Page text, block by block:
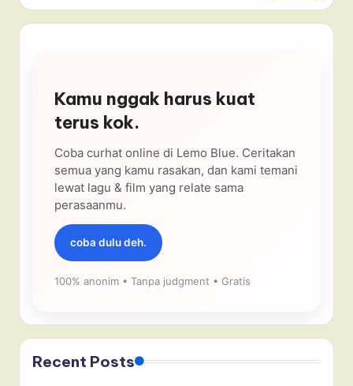
Kamu nggak harus kuat
terus kok.
Coba curhat online di Lemo Blue. Ceritakan
semua yang kamu rasakan, dan kami temani
lewat lagu & film yang relate sama
perasaanmu.
coba dulu deh.
100% anonim • Tanpa judgment • Gratis
Recent Posts